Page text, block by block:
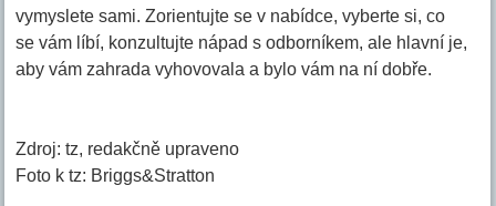
vymyslete sami. Zorientujte se v nabídce, vyberte si, co
se vám líbí, konzultujte nápad s odborníkem, ale hlavní je,
aby vám zahrada vyhovovala a bylo vám na ní dobře.
Zdroj: tz, redakčně upraveno
Foto k tz: Briggs&Stratton